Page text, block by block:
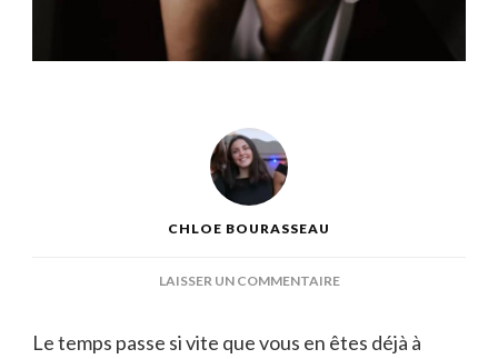
CHLOE BOURASSEAU
LAISSER UN COMMENTAIRESUR
DE
Le temps passe si vite que vous en êtes déjà à